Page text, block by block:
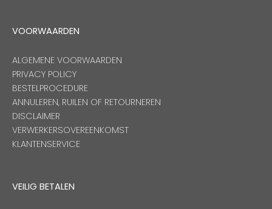
VOORWAARDEN
ALGEMENE VOORWAARDEN
PRIVACY POLICY
BESTELPROCEDURE
ANNULEREN, RUILEN OF RETOURNEREN
DISCLAIMER
VERWERKERSOVEREENKOMST
KLANTENSERVICE
VEILIG BETALEN